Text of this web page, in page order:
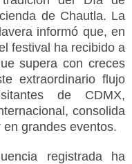
de Chautla. La
informó que, en
festival ha recibido a
supera con creces
extraordinario flujo
de CDMX,
consolida
grandes eventos.
registrada ha